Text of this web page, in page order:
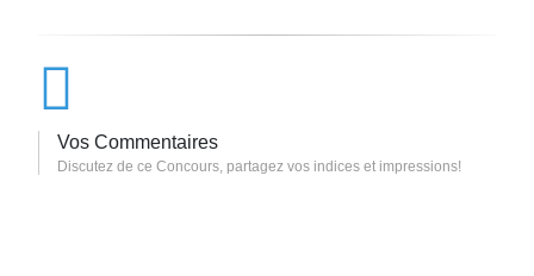
Vos Commentaires
Discutez de ce Concours, partagez vos indices et impressions!